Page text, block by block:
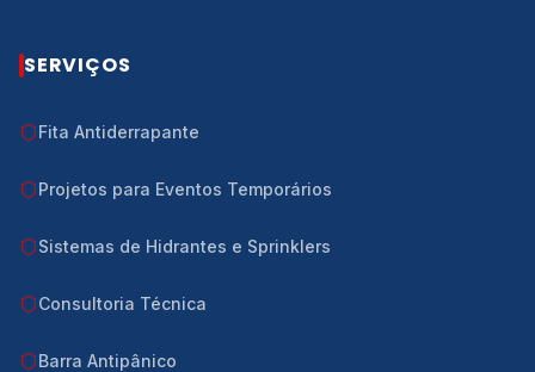
SERVIÇOS
Fita Antiderrapante
Projetos para Eventos Temporários
Sistemas de Hidrantes e Sprinklers
Consultoria Técnica
Barra Antipânico